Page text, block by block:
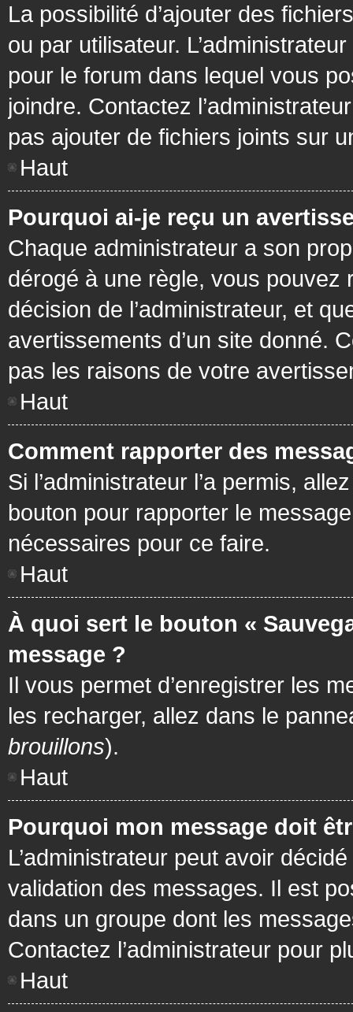
La possibilité d’ajouter des
ou par utilisateur.
pour le forum dans lequel vous
joindre. Contactez
pas ajouter de fichiers joints sur
Haut
Pourquoi ai-je reçu un
Chaque administrateur a son
dérogé à une règle, vous pouvez
décision de l’administrateur, et
avertissements d’un site donné.
pas les raisons de votre
Haut
Comment rapporter des
Si l’administrateur l’a permis,
bouton pour rapporter le
nécessaires pour ce faire.
Haut
À quoi sert le bouton «
message ?
Il vous permet d’enregistrer les
les recharger, allez dans le
brouillons).
Haut
Pourquoi mon message doit
L’administrateur peut avoir
validation des messages. Il est
dans un groupe dont les
Contactez l’administrateur pour
Haut